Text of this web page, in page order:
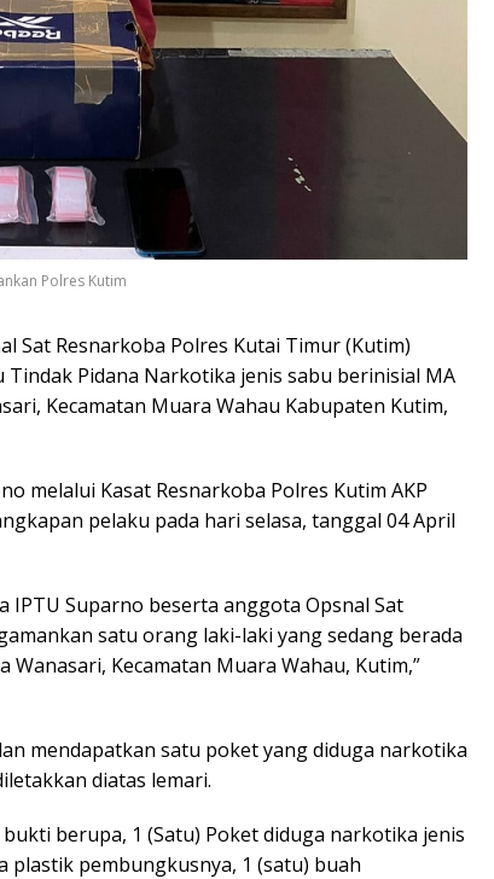
Polres Kutim
Sat Resnarkoba Polres Kutai Timur (Kutim)
Pidana Narkotika jenis sabu berinisial MA
Kecamatan Muara Wahau Kabupaten Kutim,
melalui Kasat Resnarkoba Polres Kutim AKP
pelaku pada hari selasa, tanggal 04 April
IPTU Suparno beserta anggota Opsnal Sat
satu orang laki-laki yang sedang berada
Wanasari, Kecamatan Muara Wahau, Kutim,”
mendapatkan satu poket yang diduga narkotika
diatas lemari.
berupa, 1 (Satu) Poket diduga narkotika jenis
plastik pembungkusnya, 1 (satu) buah